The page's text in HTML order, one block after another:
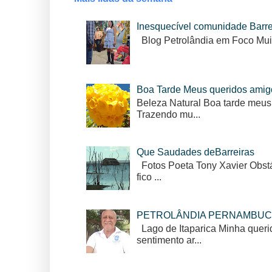
Inesquecível comunidade
Blog Petrolândia em Foco
Boa Tarde Meus queridos
Beleza Natural Boa tarde
Trazendo mu...
Que Saudades deBarreiras
Fotos Poeta Tony Xavier
fico ...
PETROLÂNDIA
Lago de Itaparica Minha
sentimento ar...